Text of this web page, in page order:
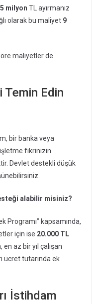
milyon TL ayırmanız
olarak bu maliyet 9
maliyetler de
Temin Edin
bir banka veya
işletme fikrinizin
Devlet destekli düşük
alabilir misiniz?
Programı” kapsamında,
için ise 20.000 TL
az bir yıl çalışan
ücret tutarında ek
İstihdam